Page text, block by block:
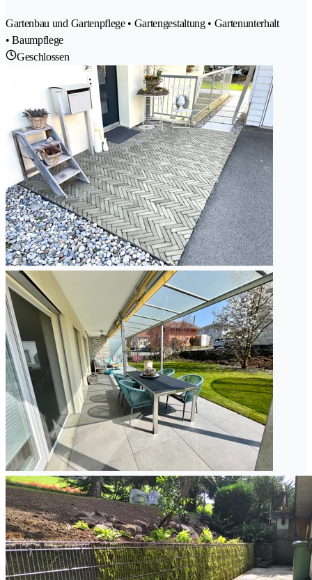
Gartenbau und Gartenpflege • Gartengestaltung • Gartenunterhalt
• Baumpflege
Geschlossen